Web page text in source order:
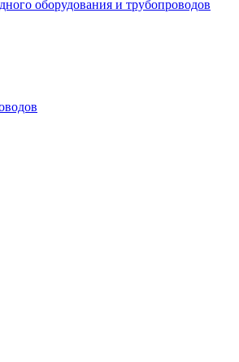
оборудования и трубопроводов